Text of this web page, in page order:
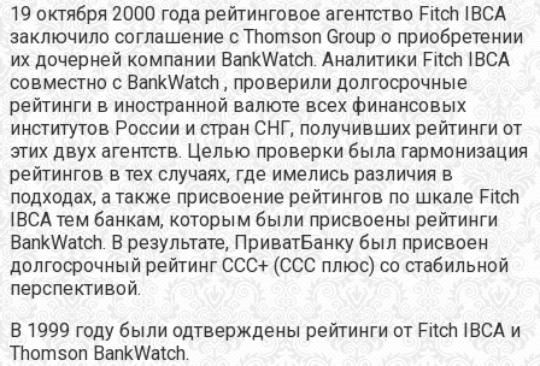
19 октября 2000 года рейтинговое агентство Fitch IBCA
заключило соглашение с Thomson Group о приобретении
их дочерней компании BankWatch. Аналитики Fitch IBCA
совместно с BankWatch , проверили долгосрочные
рейтинги в иностранной валюте всех финансовых
институтов России и стран СНГ, получивших рейтинги от
этих двух агентств. Целью проверки была гармонизация
рейтингов в тех случаях, где имелись различия в
подходах, а также присвоение рейтингов по шкале Fitch
IBCA тем банкам, которым были присвоены рейтинги
BankWatch. В результате, ПриватБанку был присвоен
долгосрочный рейтинг ССС+ (ССС плюс) со стабильной
перспективой.
В 1999 году были одтверждены рейтинги от Fitch IBCA и
Thomson BankWatch.